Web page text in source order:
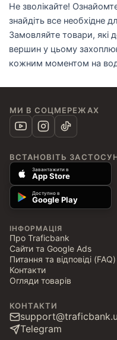
Не зволікайте!
знайдіть все необхідне
Замовляйте товари, які
вершин у цьому
кожним моментом на
МИ В СОЦМЕРЕЖАХ
ВСТАНОВІТЬ
Завантажити в
App Store
Доступно в
Google Play
ІНФОРМАЦІЯ
Про Traficbank
Сайти та Google Ads
Питання та відповіді (FAQ)
Контакти
Огляди товарів
КОНТАКТИ
Telegram